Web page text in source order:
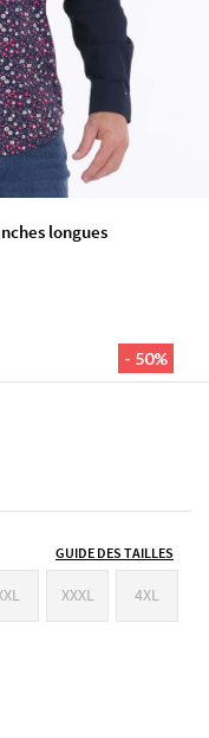
longues
- 50%
GUIDE DES TAILLES
XXXL 4XL